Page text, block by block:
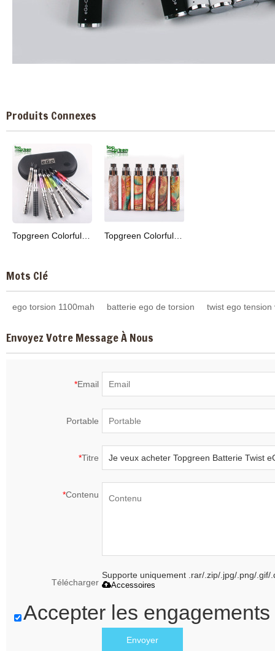
Produits Connexes
Mots Clé
ego torsion 1100mah batterie ego de torsion twist ego tension
Envoyez Votre Message À Nous
*Email
Portable
*Titre
*Contenu
Télécharger
Supporte uniquement .rar/.zip/.jpg/.png/.gif/
Accessoires
Accepter les
Envoyer